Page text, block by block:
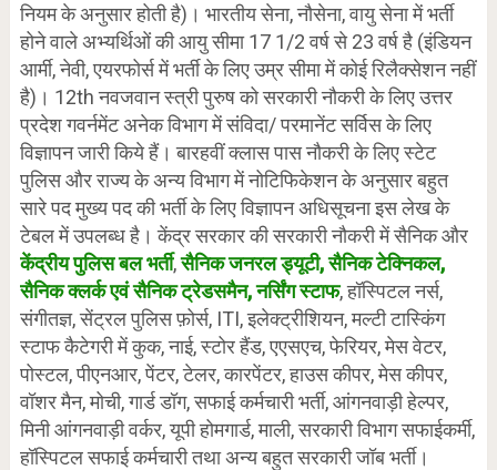
नियम के अनुसार होती है)। भारतीय सेना, नौसेना, वायु सेना में भर्ती
होने वाले अभ्यर्थिओं की आयु सीमा 17 1/2 वर्ष से 23 वर्ष है (इंडियन
आर्मी, नेवी, एयरफोर्स में भर्ती के लिए उम्र सीमा में कोई रिलैक्सेशन नहीं
है)। 12th नवजवान स्त्री पुरुष को सरकारी नौकरी के लिए उत्तर
प्रदेश गवर्नमेंट अनेक विभाग में संविदा/ परमानेंट सर्विस के लिए
विज्ञापन जारी किये हैं। बारहवीं क्लास पास नौकरी के लिए स्टेट
पुलिस और राज्य के अन्य विभाग में नोटिफिकेशन के अनुसार बहुत
सारे पद मुख्य पद की भर्ती के लिए विज्ञापन अधिसूचना इस लेख के
टेबल में उपलब्ध है। केंद्र सरकार की सरकारी नौकरी में सैनिक और
केंद्रीय पुलिस बल भर्ती,सैनिक जनरल ड्यूटी, सैनिक टेक्निकल,
सैनिक क्लर्क एवं सैनिक ट्रेडसमैन, नर्सिंग स्टाफ, हॉस्पिटल नर्स,
संगीतज्ञ, सेंट्रल पुलिस फ़ोर्स, ITI, इलेक्ट्रीशियन, मल्टी टास्किंग
स्टाफ कैटेगरी में कुक, नाई, स्टोर हैंड, एएसएच, फेरियर, मेस वेटर,
पोस्टल, पीएनआर, पेंटर, टेलर, कारपेंटर, हाउस कीपर, मेस कीपर,
वॉशर मैन, मोची, गार्ड डॉग, सफाई कर्मचारी भर्ती, आंगनवाड़ी हेल्पर,
मिनी आंगनवाड़ी वर्कर, यूपी होमगार्ड, माली, सरकारी विभाग सफाईकर्मी,
हॉस्पिटल सफाई कर्मचारी तथा अन्य बहुत सरकारी जॉब भर्ती।